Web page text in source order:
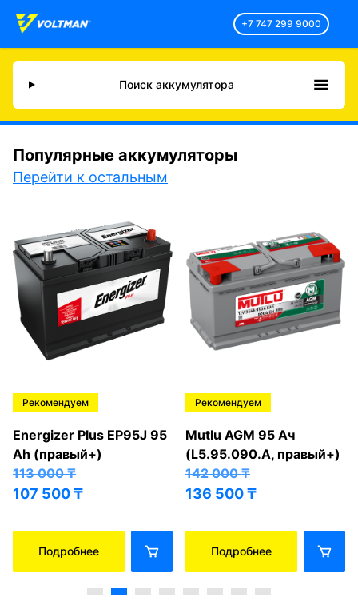
+7 747 299 9000
Поиск аккумулятора
Популярные аккумуляторы
Перейти к остальным
Рекомендуем
Energizer Plus EP95J 95
Ah (правый+)
113 000₸
107 500₸
Подробнее
Рекомендуем
Mutlu AGM 95 Ач
(L5.95.090.A, правый+)
142 000₸
136 500₸
Подробнее